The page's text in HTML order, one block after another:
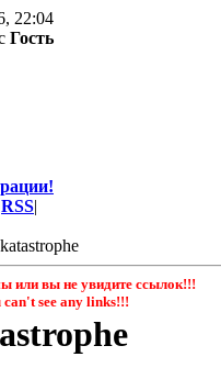
22:04
Гость
RSS|
вы не увидите ссылок!!!
see any links!!!